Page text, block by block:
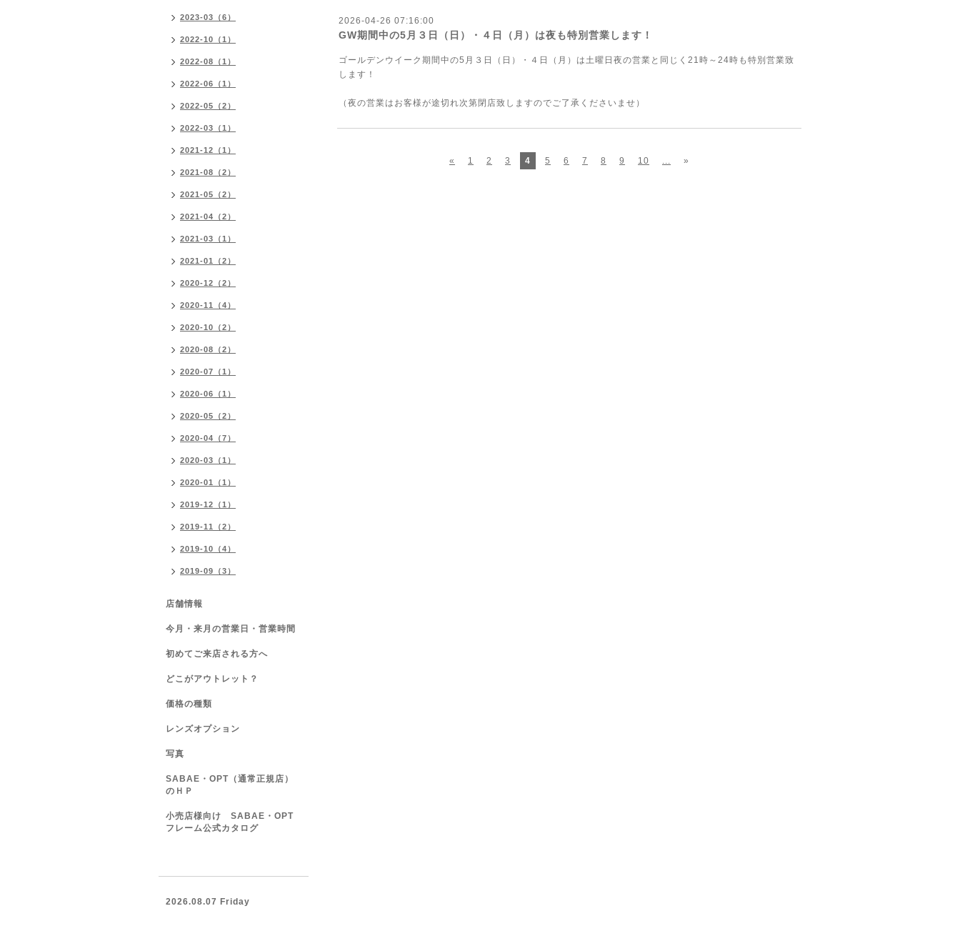
2026-04-26 07:16:00
GW期間中の5月３日（日）・４日（月）は夜も特別営業します！
ゴールデンウイーク期間中の5月３日（日）・４日（月）は土曜日夜の営業と同じく21時～24時も特別営業致
します！
（夜の営業はお客様が途切れ次第閉店致しますのでご了承くださいませ）
« 1 2 3 4 5 6 7 8 9 10 ... »
2023-03（6）
2022-10（1）
2022-08（1）
2022-06（1）
2022-05（2）
2022-03（1）
2021-12（1）
2021-08（2）
2021-05（2）
2021-04（2）
2021-03（1）
2021-01（2）
2020-12（2）
2020-11（4）
2020-10（2）
2020-08（2）
2020-07（1）
2020-06（1）
2020-05（2）
2020-04（7）
2020-03（1）
2020-01（1）
2019-12（1）
2019-11（2）
2019-10（4）
2019-09（3）
店舗情報
今月・来月の営業日・営業時間
初めてご来店される方へ
どこがアウトレット？
価格の種類
レンズオプション
写真
SABAE・OPT（通常正規店）
のＨＰ
小売店様向け SABAE・OPT
フレーム公式カタログ
2026.08.07 Friday